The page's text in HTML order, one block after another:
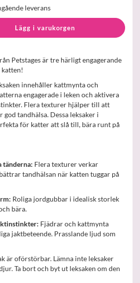
leverans
Lägg i varukorgen
Petstages är tre härligt engagerande
innehåller kattmynta och
engagerade i leken och aktivera
Flera texturer hjälper till att
tandhälsa. Dessa leksaker i
för katter att slå till, bära runt på
tänderna: Flera texturer verkar
tandhälsan när katten tuggar på
Roliga jordgubbar i idealisk storlek
bära.
Fjädrar och kattmynta
jaktbeteende. Prasslande ljud som
är oförstörbar. Lämna inte leksaker
Ta bort och byt ut leksaken om den